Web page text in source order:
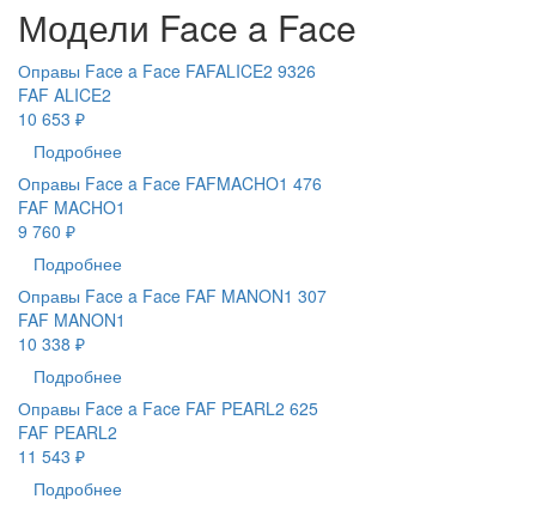
Модели Face a Face
Оправы Face a Face FAFALICE2 9326
FAF ALICE2
10 653 ₽
Подробнее
Оправы Face a Face FAFMACHO1 476
FAF MACHO1
9 760 ₽
Подробнее
Оправы Face a Face FAF MANON1 307
FAF MANON1
10 338 ₽
Подробнее
Оправы Face a Face FAF PEARL2 625
FAF PEARL2
11 543 ₽
Подробнее